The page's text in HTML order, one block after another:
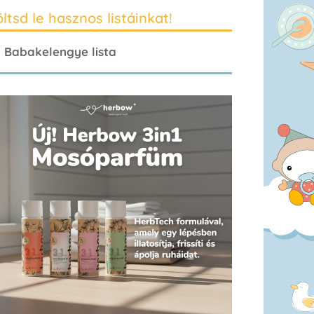
le hasznos listáinkat!
Babakelengye lista